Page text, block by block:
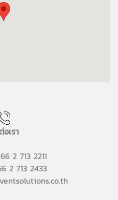
เรา
2 713 2211
2 713 2433